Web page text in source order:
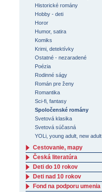
Historické romány
Hobby - deti
Horor
Humor, satira
Komiks
Krimi, detektívky
Ostatné - nezaradené
Poézia
Rodinné ságy
Román pre ženy
Romantika
Sci-fi, fantasy
Spoločenské romány
Svetová klasika
Svetová súčasná
YOLi, young adult, new adult
Cestovanie, mapy
Česká literatúra
Deti do 10 rokov
Deti nad 10 rokov
Fond na podporu umenia